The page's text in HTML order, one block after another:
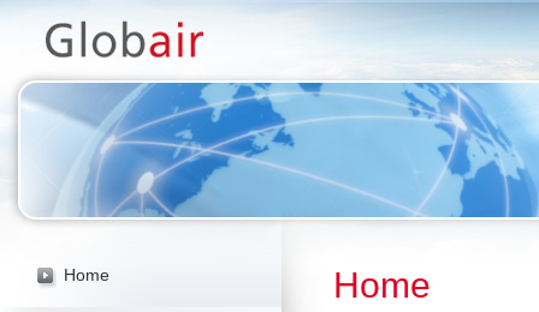
Home Home